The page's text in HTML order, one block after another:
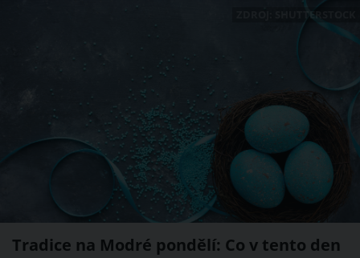
ZDROJ: SHUTTERSTOCK
Tradice na Modré pondělí: Co v tento den